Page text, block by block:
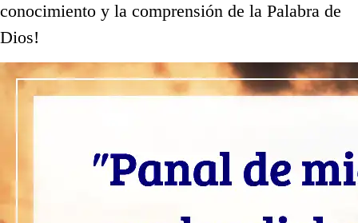
conocimiento y la comprensión de la Palabra de
Dios!